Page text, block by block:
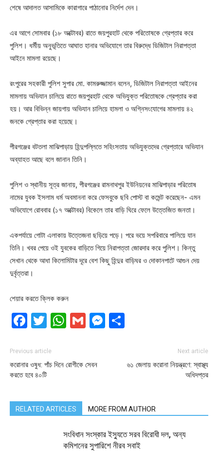
শেষে আদালত আসামিকে কারাগারে পাঠানোর নির্দেশ দেন।
এর আগে সোমবার (১৮ অক্টোবর) রাতে জয়পুরহাট থেকে পরিতোষকে গ্রেপ্তার করে
পুলিশ। ধর্মীয় অনুভূতিতে আঘাত হানার অভিযোগে তার বিরুদ্ধে ডিজিটাল নিরাপত্তা
আইনে মামলা রয়েছে।
রংপুরের সহকারী পুলিশ সুপার মো. কামরুজ্জামান বলেন, ডিজিটাল নিরাপত্তা আইনের
মামলায় অভিযান চালিয়ে রাতে জয়পুরহাট থেকে অভিযুক্ত পরিতোষকে গ্রেপ্তার করা
হয়। আর বিভিন্ন জায়গায় অভিযান চালিয়ে হামলা ও অগ্নিসংযোগের মামলায় ৪২
জনকে গ্রেপ্তার করা হয়েছে।
পীরগঞ্জের বটতলা মাঝিপাড়ায় হিন্দুপল্লিতে সহিংসতায় অভিযুক্তদের গ্রেপ্তারে অভিযান
অব্যাহত আছে বলে জানান তিনি।
পুলিশ ও স্থানীয় সূত্র জানায়, পীরগঞ্জের রামনাথপুর ইউনিয়নের মাঝিপাড়ার পরিতোষ
নামের যুবক ইসলাম ধর্ম অবমাননা করে ফেসবুকে ছবি পোস্ট বা কমেন্ট করেছেন- এমন
অভিযোগে রোববার (১৭ অক্টোবর) বিকেলে তার বাড়ি ঘিরে ফেলে উত্তেজিত জনতা।
একপর্যায়ে গোটা এলাকায় উত্তেজনা ছড়িয়ে পড়ে। পরে ভয়ে সপরিবারে পালিয়ে যান
তিনি। খবর পেয়ে ওই যুবকের বাড়িতে গিয়ে নিরাপত্তা জোরদার করে পুলিশ। কিন্তু
সেখান থেকে আধা কিলোমিটার দূরে বেশ কিছু হিন্দুর বাড়িঘর ও দোকানপাটে আগুন দেয়
দুর্বৃত্তরা।
শেয়ার করতে ক্লিক করুন
Facebook
Twitter
WhatsApp
GmailMessenger
Previous article
করোনার ওষুধ: পাঁচ দিনে রোগীকে সেবন
করতে হবে ৪০টি
Next article
৬১ জেলায় করোনা নিয়ন্ত্রণে: স্বাস্থ্য
অধিদপ্তর
RELATED ARTICLES MORE FROM AUTHOR
সংবিধান সংস্কার ইস্যুতে সরব বিরোধী দল, অন্য
কমিশনের সুপারিশে নীরব সবাই